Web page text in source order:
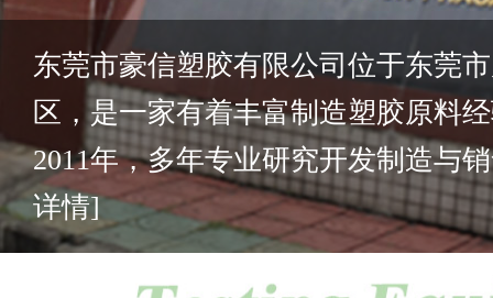
东莞市豪信塑胶有限公司位于东莞
区，是一家有着丰富制造塑胶原料
2011年，多年专业研究开发制造与
详情]